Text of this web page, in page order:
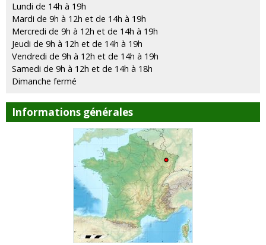
Lundi de 14h à 19h
Mardi de 9h à 12h et de 14h à 19h
Mercredi de 9h à 12h et de 14h à 19h
Jeudi de 9h à 12h et de 14h à 19h
Vendredi de 9h à 12h et de 14h à 19h
Samedi de 9h à 12h et de 14h à 18h
Dimanche fermé
Informations générales